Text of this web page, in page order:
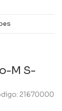
M S-
21670000